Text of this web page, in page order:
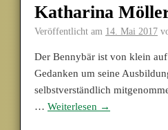
Katharina
Veröffentlicht am 14. Mai 2017
Der Bennybär ist von klein
Gedanken um seine
selbstverständlich
… Weiterlesen →